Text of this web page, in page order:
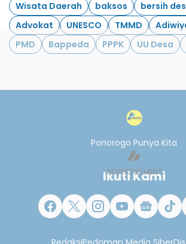
Wisata Daerah
baksos bersih
Advokat
UNESCO TMMD
PMD
Bappeda PPPK UU Desa
Ponorogo Punya Kita
Ikuti Kami